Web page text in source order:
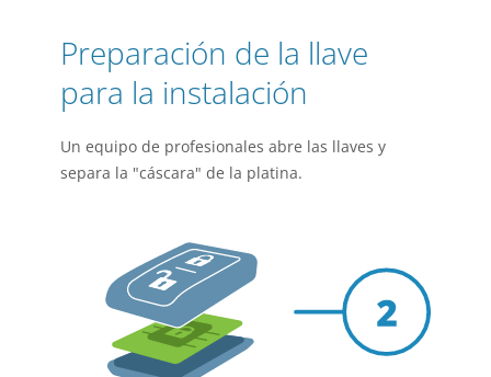
Preparación de la llave
para la instalación
Un equipo de profesionales abre las llaves y
separa la "cáscara" de la platina.